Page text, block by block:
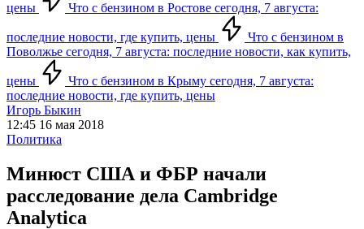
цены Что с бензином в Ростове сегодня, 7 августа:
последние новости, где купить, цены
Что с бензином в
Поволжье сегодня, 7 августа: последние новости, как купить,
цены
Что с бензином в Крыму сегодня, 7 августа:
последние новости, где купить, цены
Игорь Быкин
12:45 16 мая 2018
Политика
Минюст США и ФБР начали
расследование дела Cambridge
Analytica